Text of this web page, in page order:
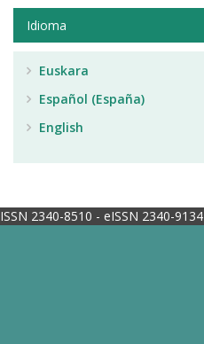
Idioma
Euskara
Español (España)
English
ISSN 2340-8510 - eISSN 2340-9134